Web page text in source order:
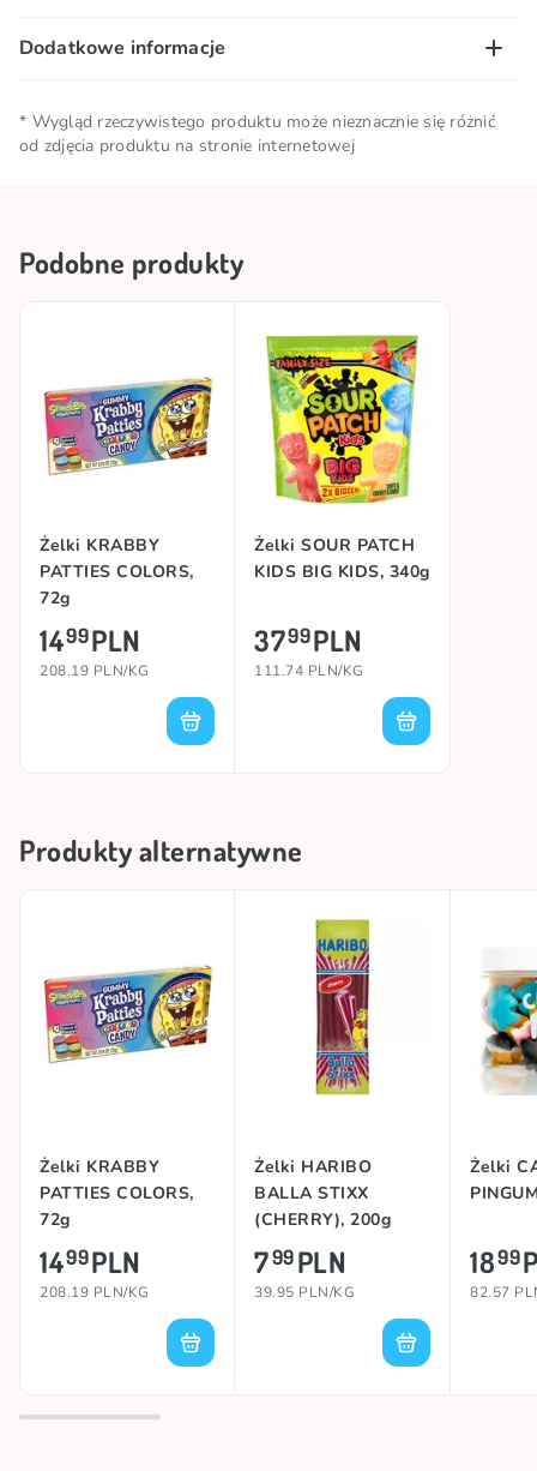
(E420), kwasy (E330, E270), hydrolizowane białka,
aromaty, substancje glazurujące (E901, E903),
E160a(i)).
100 g/ml:
węglowodany – 79g, w tym cukry – 78g; białko – 5,7g;
sól – 0,10g.
Dodatkowe informacje
Ilość netto 0.168 KG
Marka BIP
Licencja SPONGEBOB SQUAREPANTS
* Wygląd rzeczywistego produktu może nieznacznie się różnić
od zdjęcia produktu na stronie internetowej
Podobne produkty
Żelki KRABBY
PATTIES COLORS,
72g
1499PLN
208.19 PLN/KG
Żelki SOUR PATCH
KIDS BIG KIDS, 340g
3799PLN
111.74 PLN/KG
Produkty alternatywne
Żelki KRABBY
PATTIES COLORS,
72g
1499PLN
208.19 PLN/KG
Żelki HARIBO
BALLA STIXX
(CHERRY), 200g
799PLN
39.95 PLN/KG
Żelki
1899
82.57